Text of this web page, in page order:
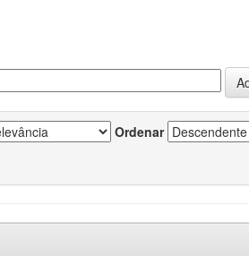
Ordenar